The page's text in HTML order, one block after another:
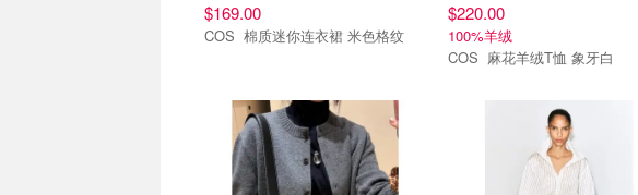
$169.00
COS 棉质迷你连衣裙 米色格纹
$220.00
100%羊绒
COS 麻花羊绒T恤 象牙白
8.6上新